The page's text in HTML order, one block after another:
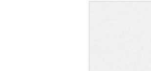
Esporte -